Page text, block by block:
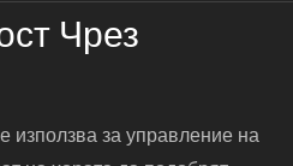
Чрез
използва за управление на